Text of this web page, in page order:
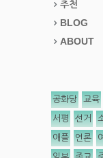
추천
BLOG
ABOUT
공화당 교육
서평 선거
애플 언론